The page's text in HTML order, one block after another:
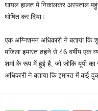
घायल हालत में निकालकर अस्पताल
घोषित कर दिया।
एक अग्निशमन अधिकारी ने बताया
मंजिला इमारत ढहने से 46 वर्षीय एक
शर्मा के रूप में हुई है, जो जोकि यूपी का
अधिकारी ने बताया कि इमारत में कई